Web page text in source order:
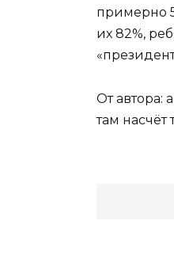
примерно
их 82%,
От автора:
там